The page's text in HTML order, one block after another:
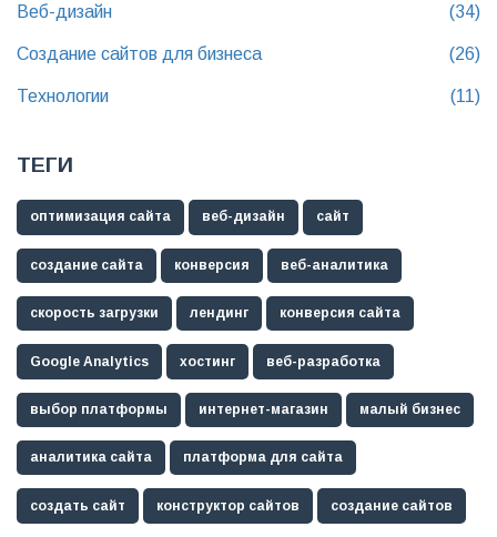
Веб-дизайн (34)
Создание сайтов для бизнеса (26)
Технологии (11)
ТЕГИ
оптимизация сайта веб-дизайн сайт
создание сайта конверсия веб-аналитика
скорость загрузки лендинг конверсия сайта
Google Analytics хостинг веб-разработка
выбор платформы интернет-магазин малый бизнес
аналитика сайта платформа для сайта
создать сайт конструктор сайтов создание сайтов